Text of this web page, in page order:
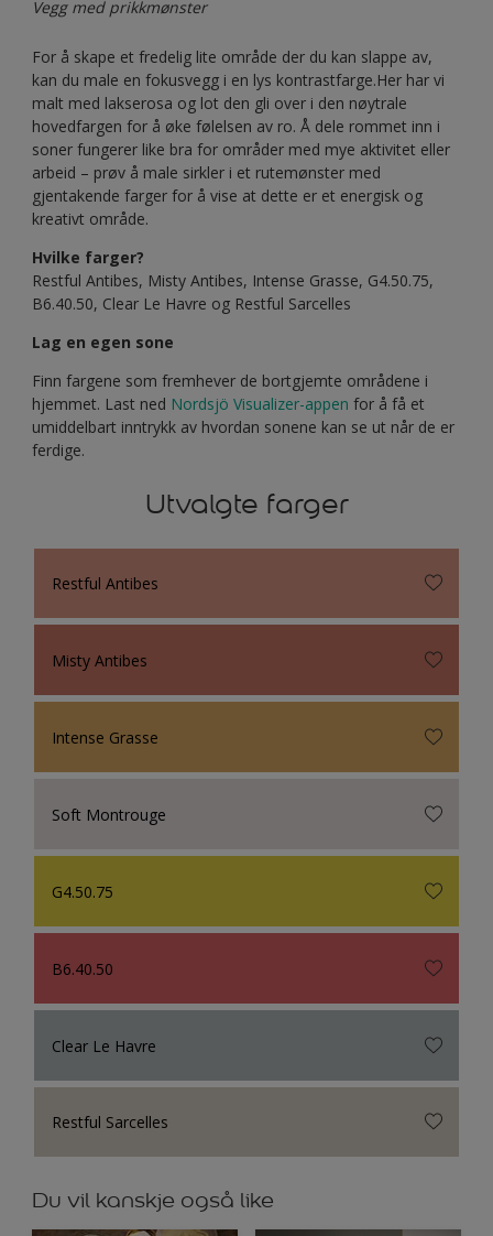
Vegg med prikkmønster
For å skape et fredelig lite område der du kan slappe av,
kan du male en fokusvegg i en lys kontrastfarge.Her har vi
malt med lakserosa og lot den gli over i den nøytrale
hovedfargen for å øke følelsen av ro. Å dele rommet inn i
soner fungerer like bra for områder med mye aktivitet eller
arbeid – prøv å male sirkler i et rutemønster med
gjentakende farger for å vise at dette er et energisk og
kreativt område.
Hvilke farger?
Restful Antibes, Misty Antibes, Intense Grasse, G4.50.75,
B6.40.50, Clear Le Havre og Restful Sarcelles
Lag en egen sone
Finn fargene som fremhever de bortgjemte områdene i
hjemmet. Last ned Nordsjö Visualizer-appen for å få et
umiddelbart inntrykk av hvordan sonene kan se ut når de er
ferdige.
Utvalgte farger
Restful Antibes
Misty Antibes
Intense Grasse
Soft Montrouge
G4.50.75
B6.40.50
Clear Le Havre
Restful Sarcelles
Du vil kanskje også like